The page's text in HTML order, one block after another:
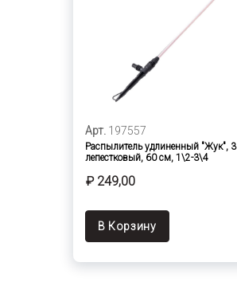
Арт. 197557
Распылитель удлиненный "Жук", 3
лепестковый, 60 см, 1\2-3\4
₽ 249,00
В Корзину